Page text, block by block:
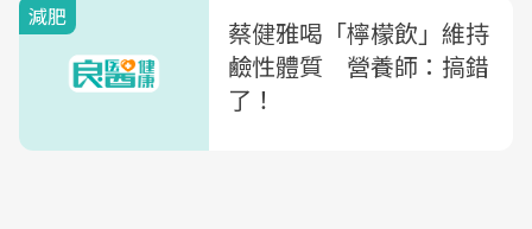
減肥
蔡健雅喝「檸檬飲」維持
鹼性體質 營養師：搞錯
了！